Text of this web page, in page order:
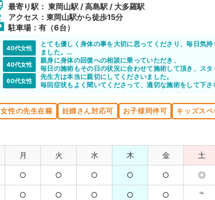
最寄り駅： 東岡山駅 / 高島駅 / 大多羅駅
アクセス：東岡山駅から徒歩15分
駐車場：有（6台）
40代女性
とても優しく身体の事を大切に思ってくださり、毎日気
ました。
事故による先の見えない痛みでも、必ず良くなるはずです！
40代女性
親身に身体の回復への相談に乗っていただき、
毎日の施術もその日の状況に合わせて施術して頂き、スタ
も話しやすく、打ち解けやすい明るい雰囲気で
心地よく通わせていただいております。
60代女性
先生方は本当に親切にしてくださいました。
毎回症状もよく聞いてくださって、適切な施術をして下さ
女性の先生在籍 妊婦さん対応可 お子様同伴可 キッズス
月 火 水 木 金 土
○ ○ ○ ○ ○ ◎
○ ○ ○ ○ ○ ℡